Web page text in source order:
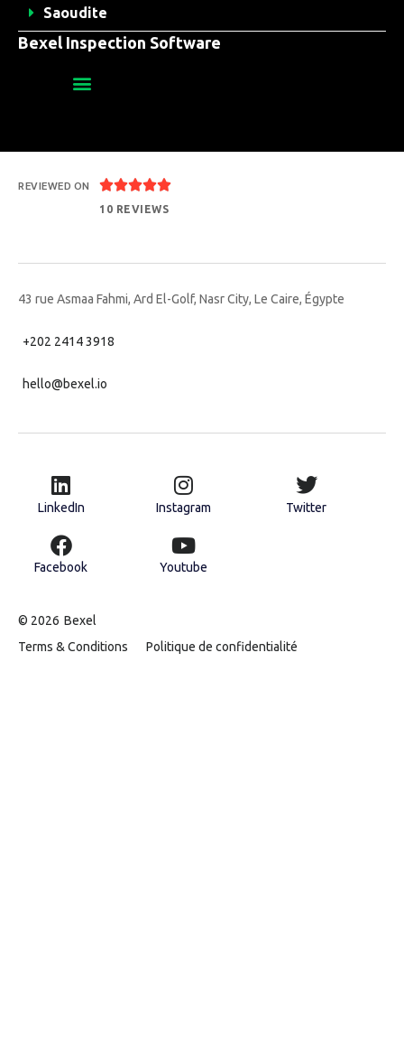
Bexel Inspection Software
Saoudite
REVIEWED ON 
10 REVIEWS
43 rue Asmaa Fahmi, Ard El-Golf, Nasr City, Le Caire, Égypte
+202 2414 3918
hello@bexel.io
LinkedIn Instagram Twitter
Facebook Youtube
© 2026 Bexel
Terms & Conditions
Politique de confidentialité